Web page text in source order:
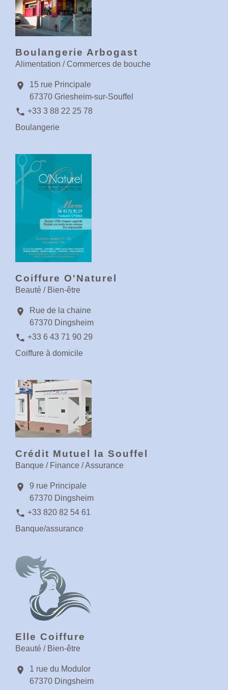
Boulangerie Arbogast
Alimentation / Commerces de bouche
location_on
15 rue Principale
67370 Griesheim-sur-Souffel
phone +33 3 88 22 25 78
Boulangerie
Coiffure O'Naturel
Beauté / Bien-être
location_on
Rue de la chaine
67370 Dingsheim
phone +33 6 43 71 90 29
Coiffure à domicile
Crédit Mutuel la Souffel
Banque / Finance / Assurance
location_on
9 rue Principale
67370 Dingsheim
phone +33 820 82 54 61
Banque/assurance
Elle Coiffure
Beauté / Bien-être
location_on
1 rue du Modulor
67370 Dingsheim